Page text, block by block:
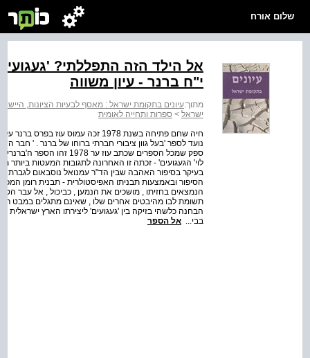
שלום אורח
אל הילד הזה התפללתי?
י"ח ברנר - עיון משווה
מתוך:עיונים בתקומת ישראל : מאסף לבעיות הציונות,
ישראל > ספרות ותחייה לאומית
חיה שחם פתיחה בשנת 1978 זכה עמוס
נועד לספר 'בעל גוון ציבורי חברתי ברוחו של ברנר . '
ספק שמכל הספרים שכתב
לוי' הגעגועים' - זכתה זו האחרונה לתגובות המעטות ביותר
בעיקר בסיפור האהבה שבין הד"ר עמנואל נוסבאום לגברת
הסיפור ובאמצעות תבניתו האפיסטולרית - תבנית רומן
הנמצאים בחזיתו , מושכים את הנמען , כביכול , אל עבר
תשומת לבו מהיבטים אחרים שלו , שאינם מתגלים במבט
הבחנה כלשהי בזיקה בין 'געגועים' ליצירתו הארץ ישראלית
בבי... אל הספר